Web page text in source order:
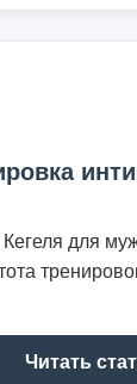
для
Читать